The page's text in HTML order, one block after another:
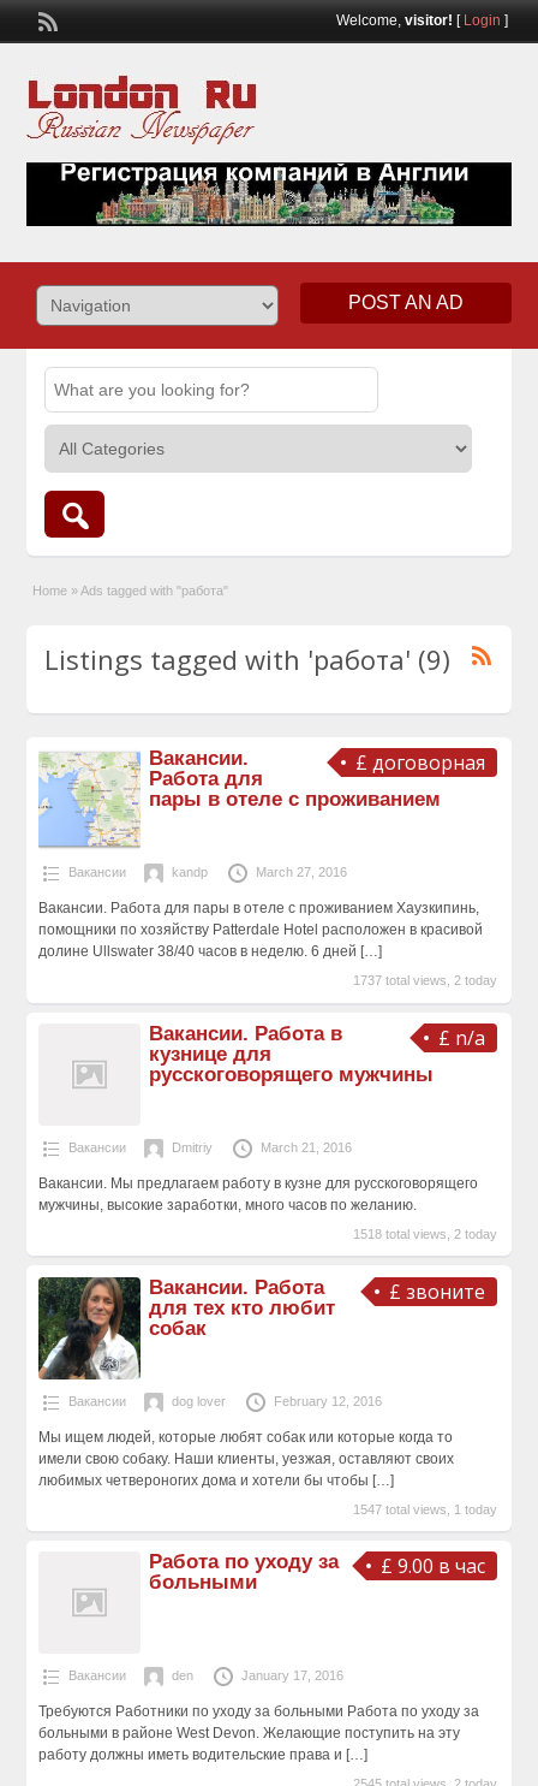
Welcome, visitor! [ Login ]
POST AN AD
Home » Ads tagged with "работа"
Listings tagged with 'работа' (9)
£ договорная
Вакансии.
Работа для
пары в отеле с проживанием
Вакансии kandp March 27, 2016
Вакансии. Работа для пары в отеле с проживанием Хаузкипинь,
помощники по хозяйству Patterdale Hotel расположен в красивой
долине Ullswater 38/40 часов в неделю. 6 дней […]
1737 total views, 2 today
£ n/a
Вакансии. Работа в
кузнице для
русскоговорящего мужчины
Вакансии Dmitriy March 21, 2016
Вакансии. Мы предлагаем работу в кузне для русскоговорящего
мужчины, высокие заработки, много часов по желанию.
1518 total views, 2 today
£ звоните
Вакансии. Работа
для тех кто любит
собак
Вакансии dog lover February 12, 2016
Мы ищем людей, которые любят собак или которые когда то
имели свою собаку. Наши клиенты, уезжая, оставляют своих
любимых четвероногих дома и хотели бы чтобы […]
1547 total views, 1 today
£ 9.00 в час
Работа по уходу за
больными
Вакансии den January 17, 2016
Требуются Работники по уходу за больными Работа по уходу за
больными в районе West Devon. Желающие поступить на эту
работу должны иметь водительские права и […]